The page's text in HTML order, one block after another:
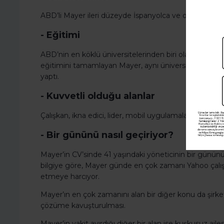
ABD’li Mayer ileri düzeyde İspanyolca ve orta
- Eğitimi
ABD’nin en köklü üniversitelerinden biri olarak
eğitimini tamamlayan Mayer, aynı üniversitede
yaptı.
- Kuvvetli olduğu alanlar
Çalışkan, ikna edici, lider, mobil uygulamalar &
- Bir gününü nasıl geçiriyor?
Mayer’in CV’sinde 41 yaşındaki yöneticinin bir
bilgiye göre, Mayer günde en çok zamanı Yahoo
etmeye harcıyor.
Mayer’ın en çok zamanını alan bir diğer konu da
çözüme kavuşturulması.